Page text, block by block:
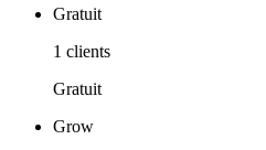
Gratuit
1 clients
Gratuit
Grow